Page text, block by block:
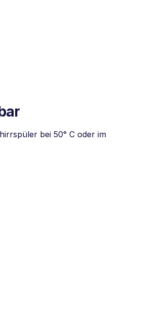
bei 50° C oder im